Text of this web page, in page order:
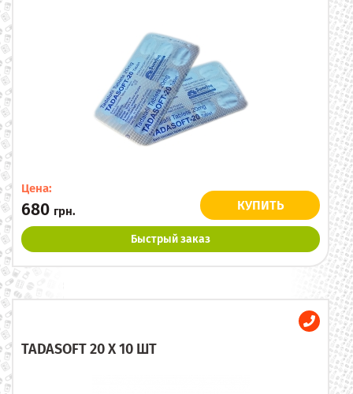
Цена:
680 грн. КУПИТЬ
Быстрый заказ
TADASOFT 20 X 10 ШТ